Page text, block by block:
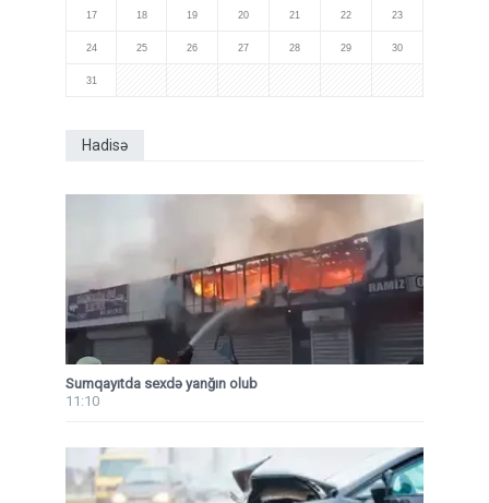
17 18 19 20 21 22 23
24 25 26 27 28 29 30
31
Hadisə
Sumqayıtda sexdə yanğın olub
11:10